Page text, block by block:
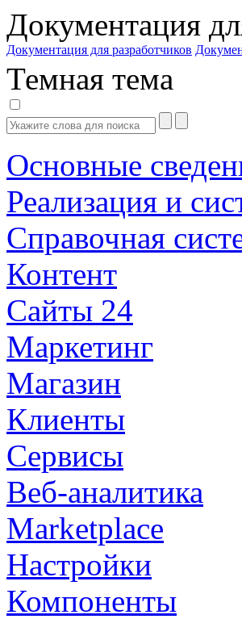
Документация
Документация для разработчиков
Темная тема
Основные
Реализация и
Справочная
Контент
Сайты 24
Маркетинг
Магазин
Клиенты
Сервисы
Веб-аналитика
Marketplace
Настройки
Компоненты